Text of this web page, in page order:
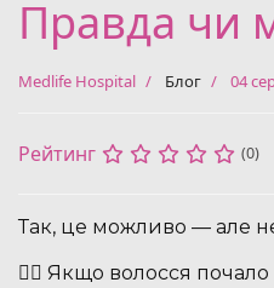
Правда чи
Medlife Hospital Блог 04
Рейтинг (0)
Так, це можливо — але
🙋‍♀️ Якщо волосся